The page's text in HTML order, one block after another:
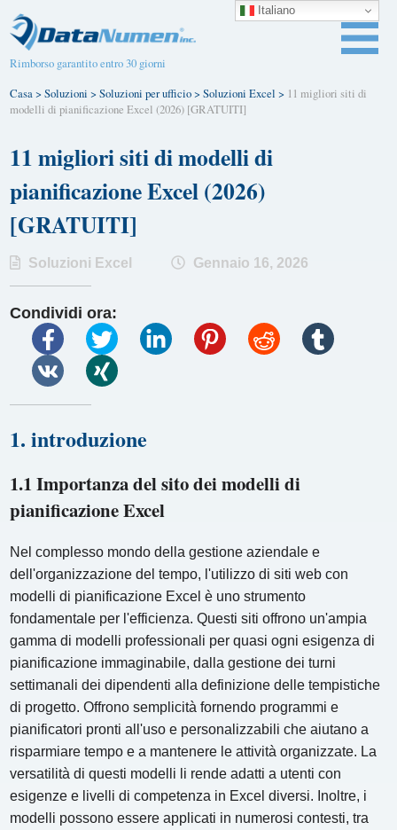
Rimborso garantito entro 30 giorni
Casa>Soluzioni >Soluzioni per ufficio>Soluzioni Excel > 11 migliori siti di
modelli di pianificazione Excel (2026) [GRATUITI]
11 migliori siti di modelli di
pianificazione Excel (2026)
[GRATUITI]
Soluzioni Excel Gennaio 16, 2026
Condividi ora:
1. introduzione
1.1 Importanza del sito dei modelli di
pianificazione Excel
Nel complesso mondo della gestione aziendale e
dell'organizzazione del tempo, l'utilizzo di siti web con
modelli di pianificazione Excel è uno strumento
fondamentale per l'efficienza. Questi siti offrono un'ampia
gamma di modelli professionali per quasi ogni esigenza di
pianificazione immaginabile, dalla gestione dei turni
settimanali dei dipendenti alla definizione delle tempistiche
di progetto. Offrono semplicità fornendo programmi e
pianificatori pronti all'uso e personalizzabili che aiutano a
risparmiare tempo e a mantenere le attività organizzate. La
versatilità di questi modelli li rende adatti a utenti con
esigenze e livelli di competenza in Excel diversi. Inoltre, i
modelli possono essere applicati in numerosi contesti, tra
Italiano